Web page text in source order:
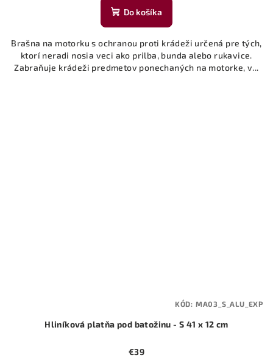
Do košíka
Brašna na motorku s ochranou proti krádeži určená pre tých,
ktorí neradi nosia veci ako prilba, bunda alebo rukavice.
Zabraňuje krádeži predmetov ponechaných na motorke, v...
Hliníková platňa pod batožinu - S 41 x 12 cm
€39
KÓD: MA03_S_ALU_EXP